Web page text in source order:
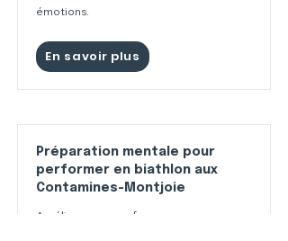
émotions.
En savoir plus
Préparation mentale pour
performer en biathlon aux
Contamines-Montjoie
Améliorez vos performances aux